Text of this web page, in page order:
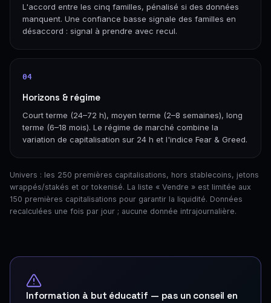
L'accord entre les cinq familles, pénalisé si des données
manquent. Une confiance basse signale des familles en
désaccord : signal à prendre avec recul.
04
Horizons & régime
Court terme (24–72 h), moyen terme (2–8 semaines), long
terme (6–18 mois). Le régime de marché combine la
variation de capitalisation sur 24 h et l'indice Fear & Greed.
Univers : les 250 premières capitalisations, hors stablecoins, jetons
wrappés/stakés et or tokenisé. La liste « Vendre » est limitée aux
150 premières capitalisations pour garantir la liquidité. Données
recalculées une fois par jour ; aucune donnée intrajournalière.
Information à but éducatif — pas un conseil en